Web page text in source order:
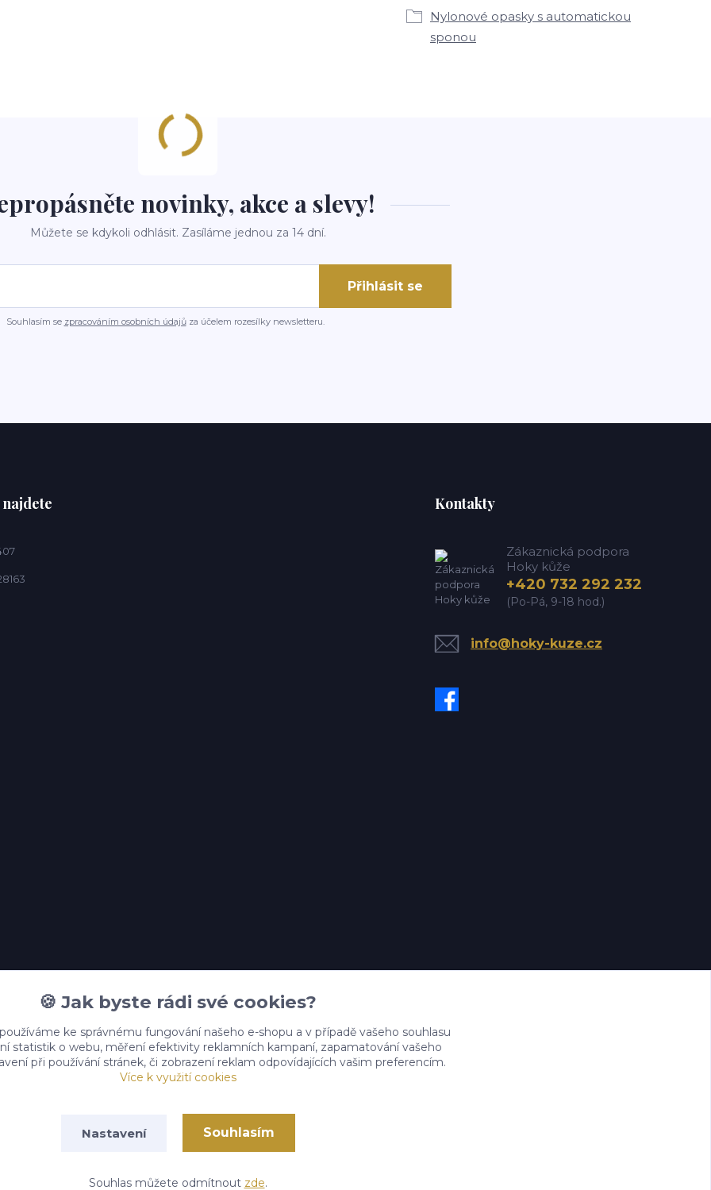
Nylonové opasky s automatickou
sponou
novinky, akce a slevy!
Můžete se kdykoli odhlásit. Zasíláme jednou za 14 dní.
Přihlásit se
Souhlasím se zpracováním osobních údajůza účelem rozesílky newsletteru.
Kontakty
Zákaznická podpora
Hoky kůže
+420 732 292 232
(Po-Pá, 9-18 hod.)
info@hoky-kuze.cz
🍪 Jak byste rádi své cookies?
ke správnému fungování našeho e-shopu a v případě vašeho souhlasu
statistik o webu, měření efektivity reklamních kampaní, zapamatování vašeho
při používání stránek, či zobrazení reklam odpovídajících vašim preferencím.
Více k využití cookies
Nastavení Souhlasím
Souhlas můžete odmítnout zde.